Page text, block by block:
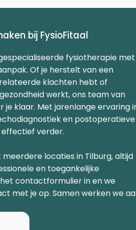
bij FysioFitaal
fysiotherapie met
Of je herstelt van een
klachten hebt of
werkt, ons team van
je klaar. Met jarenlange ervaring
en postoperatieve
effectief verder.
locaties in Tilburg, altijd
en toegankelijke
contactformulier in en we
met je op. Samen werken we